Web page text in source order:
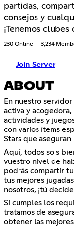
partidas,
consejos y
¡Tenemos
230 Online 3,234
Join Server
ABOUT
En nuestro
activa y
actividades y
con varios ítems
Stars que
Aquí, todos sois
vuestro nivel de
podrás compartir
tus mejores
nosotros, ¡tú
Si cumples los
tratamos de
obtener las